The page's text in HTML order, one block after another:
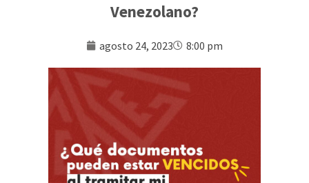
Venezolano?
agosto 24, 2023 8:00 pm